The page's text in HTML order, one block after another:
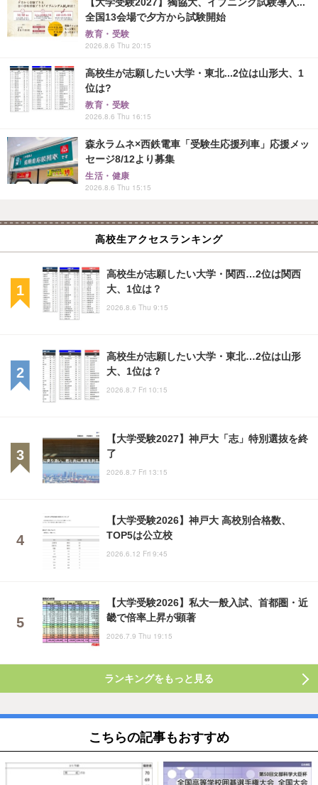
全国13会場で夕方から試験開始
教育・受験
2026.8.6 Thu 20:15
高校生が志願したい大学・東北...2位は山形大、1
位は?
教育・受験
2026.8.6 Thu 16:15
森永ラムネ×西鉄電車「受験生応援列車」応援メッ
セージ8/12より募集
生活・健康
2026.8.6 Thu 15:15
高校生アクセスランキング
高校生が志願したい大学・関西…2位は関西
大、1位は？
2026.8.6 Thu 9:15
高校生が志願したい大学・東北…2位は山形
大、1位は？
2026.8.7 Fri 10:15
【大学受験2027】神戸大「志」特別選抜を終
了
2026.8.7 Fri 13:15
【大学受験2026】神戸大 高校別合格数、
TOP5は公立校
2026.6.12 Fri 9:45
【大学受験2026】私大一般入試、首都圏・近
畿で倍率上昇が顕著
2026.7.9 Thu 19:15
ランキングをもっと見る
こちらの記事もおすすめ